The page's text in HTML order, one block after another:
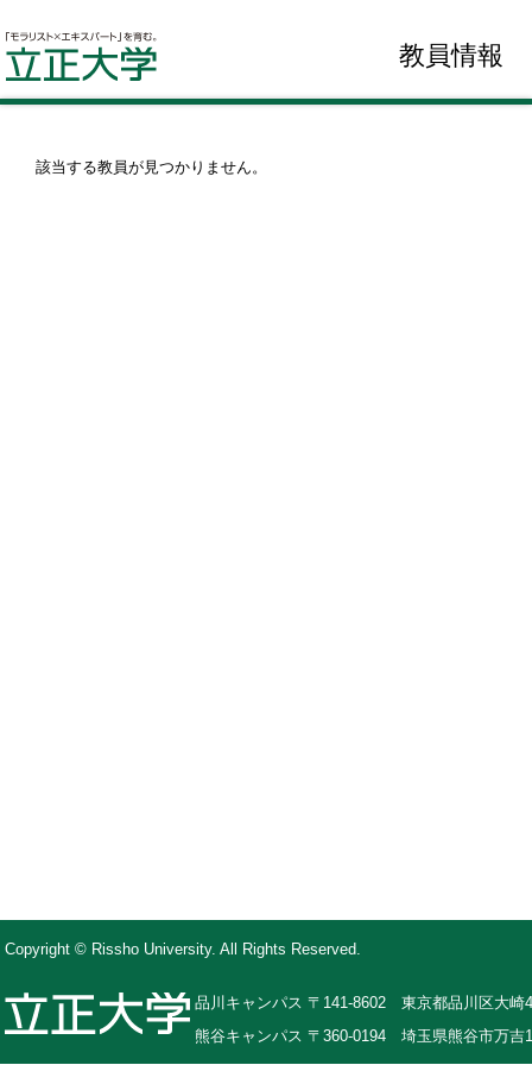
教員情報
該当する教員が見つかりません。
Copyright © Rissho University. All Rights Reserved.
品川キャンパス 〒141-8602 東京都品川区大崎
熊谷キャンパス 〒360-0194 埼玉県熊谷市万吉